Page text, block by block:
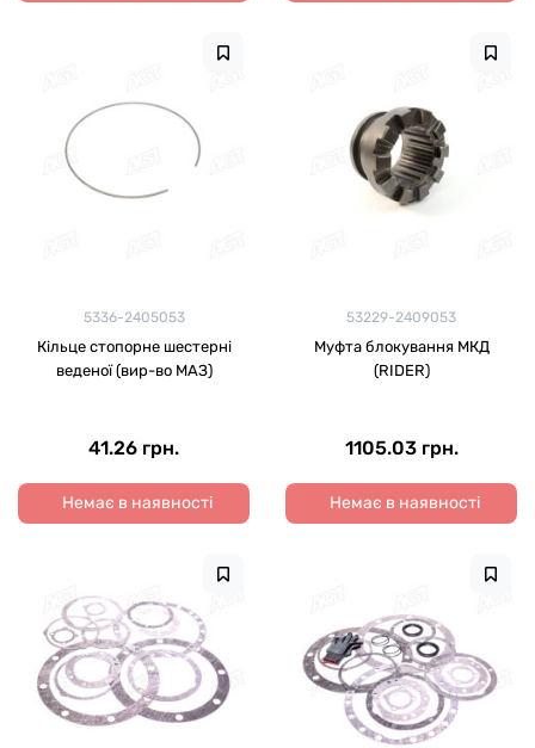
5336-2405053
Кільце стопорне шестерні
веденої (вир-во МАЗ)
41.26 грн.
Немає в наявності
53229-2409053
Муфта блокування МКД
(RIDER)
1105.03 грн.
Немає в наявності